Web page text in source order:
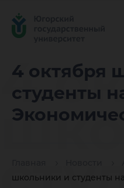
4 октября
студенты
школьники и студенты
4